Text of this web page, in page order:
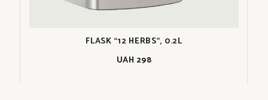
FLASK “12 HERBS”, 0.2L
UAH 298